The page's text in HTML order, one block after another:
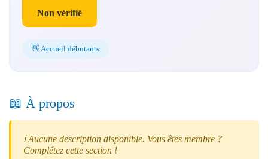
Non vérifié
👋 Accueil débutants
📖 À propos
ℹ️ Aucune description disponible. Vous êtes membre ?
Complétez cette section !